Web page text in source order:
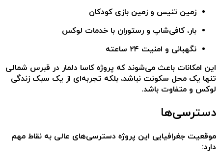
زمین تنیس و زمین بازی کودکان
بار، کافی‌شاپ و رستوران با خدمات لوکس
نگهبانی و امنیت ۲۴ ساعته
این امکانات باعث می‌شوند که پروژه کاسا دلمار در قبرس شمالی
تنها یک محل سکونت نباشد، بلکه تجربه‌ای از یک سبک زندگی
لوکس و متفاوت باشد.
دسترسی‌ها
موقعیت جغرافیایی این پروژه دسترسی‌های عالی به نقاط مهم
دارد: